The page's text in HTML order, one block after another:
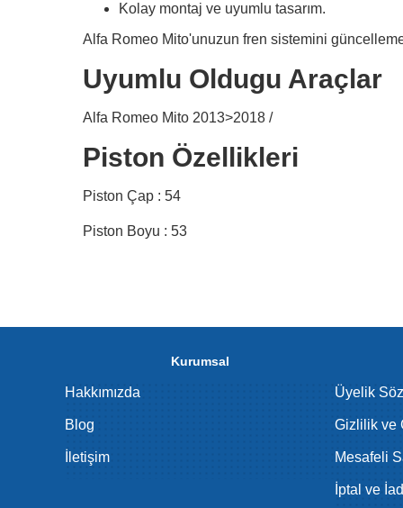
Kolay montaj ve uyumlu tasarım.
Alfa Romeo Mito'unuzun fren sistemini
Uyumlu Oldugu Araçlar
Alfa Romeo Mito 2013>2018 /
Piston Özellikleri
Piston Çap : 54
Piston Boyu : 53
Kurumsal
Hakkımızda
Blog
İletişim
Üyelik
Gizlilik ve
Mesafeli
İptal ve